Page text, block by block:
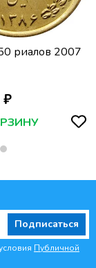
риалов 2007
₽
Подписаться
Публичной